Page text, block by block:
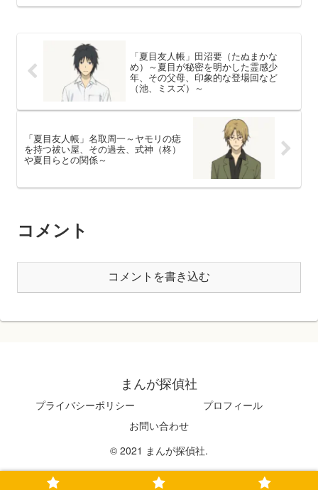
「夏目友人帳」田沼要（たぬまかな
め）～夏目が秘密を明かした霊感少
年、その父母、印象的な登場回など
（池、ミスズ）～
「夏目友人帳」名取周一～ヤモリの痣
を持つ祓い屋、その過去、式神（柊）
や夏目らとの関係～
コメント
コメントを書き込む
まんが探偵社
プライバシーポリシー
プロフィール
お問い合わせ
© 2021 まんが探偵社.